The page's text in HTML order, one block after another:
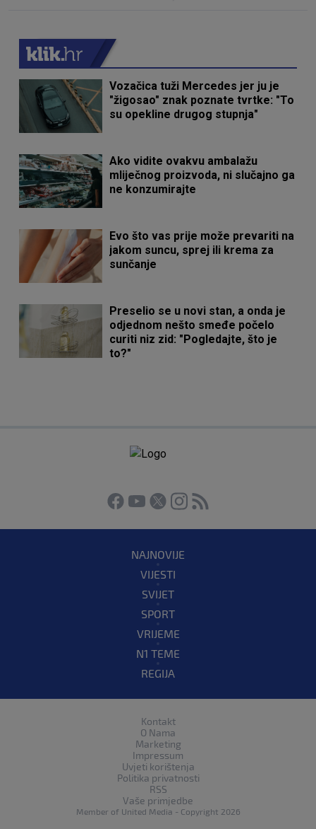
Vozačica tuži Mercedes jer ju je
"žigosao" znak poznate tvrtke: "To
su opekline drugog stupnja"
Ako vidite ovakvu ambalažu
mliječnog proizvoda, ni slučajno ga
ne konzumirajte
Evo što vas prije može prevariti na
jakom suncu, sprej ili krema za
sunčanje
Preselio se u novi stan, a onda je
odjednom nešto smeđe počelo
curiti niz zid: "Pogledajte, što je
to?"
NAJNOVIJE
VIJESTI
SVIJET
SPORT
VRIJEME
N1 TEME
REGIJA
Kontakt
O Nama
Marketing
Impressum
Uvjeti korištenja
Politika privatnosti
RSS
Vaše primjedbe
Member of United Media - Copyright 2026